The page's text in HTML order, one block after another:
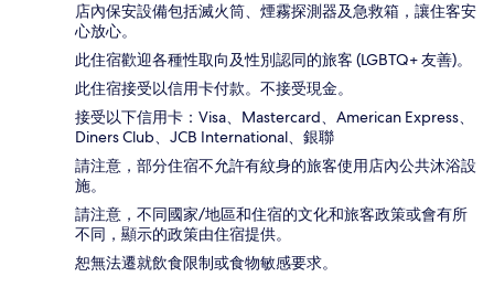
店內保安設備包括滅火筒、煙霧探測器及急救箱，讓住客安
心放心。
此住宿歡迎各種性取向及性別認同的旅客 (LGBTQ+ 友善)。
此住宿接受以信用卡付款。不接受現金。
接受以下信用卡：Visa、Mastercard、American Express、
Diners Club、JCB International、銀聯
請注意，部分住宿不允許有紋身的旅客使用店內公共沐浴設
施。
請注意，不同國家/地區和住宿的文化和旅客政策或會有所
不同，顯示的政策由住宿提供。
恕無法遷就飲食限制或食物敏感要求。